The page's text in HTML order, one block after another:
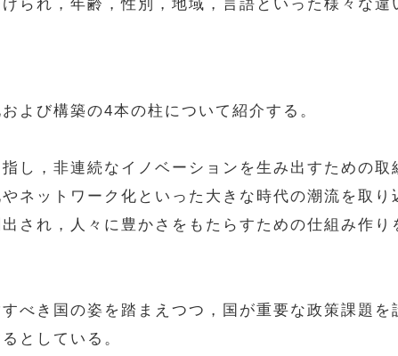
られ，年齢，性別，地域，言語といった様々な違
よび構築の4本の柱について紹介する。
し，非連続なイノベーションを生み出すための取
ットワーク化といった大きな時代の潮流を取り
され，人々に豊かさをもたらすための仕組み作り
き国の姿を踏まえつつ，国が重要な政策課題を
としている。